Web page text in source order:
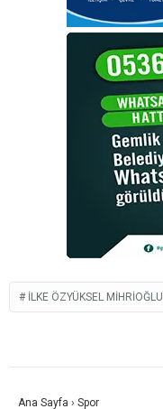
İLKE ÖZYÜKSEL MIHRIOĞLU
Ana Sayfa › Spor